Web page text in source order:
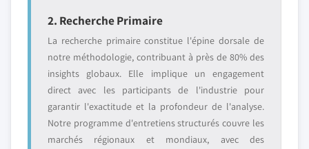
2. Recherche Primaire
La recherche primaire constitue l'épine dorsale de
notre méthodologie, contribuant à près de 80% des
insights globaux. Elle implique un engagement
direct avec les participants de l'industrie pour
garantir l'exactitude et la profondeur de l'analyse.
Notre programme d'entretiens structurés couvre les
marchés régionaux et mondiaux, avec des